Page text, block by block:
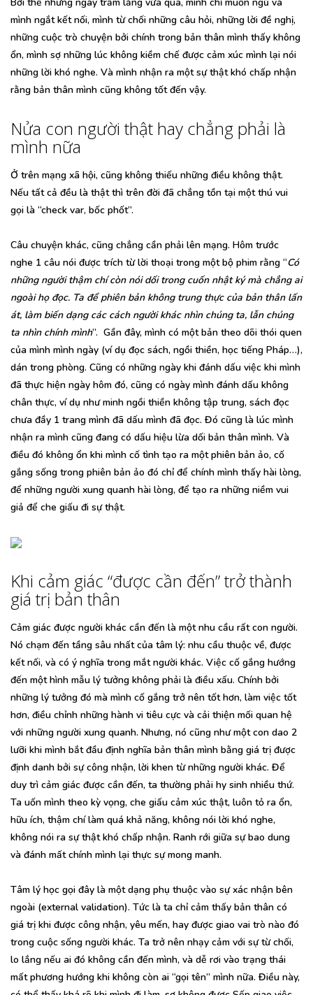
mình ngắt kết nối, mình từ chối những câu hỏi, những lời đề nghị,
những cuộc trò chuyện bởi chính trong bản thân mình thấy không
ổn, mình sợ những lúc không kiềm chế được cảm xúc mình lại nói
những lời khó nghe. Và mình nhận ra một sự thật khó chấp nhận
rằng bản thân mình cũng không tốt đến vậy.
Nửa con người thật hay chẳng phải là
mình nữa
Ở trên mạng xã hội, cũng không thiếu những điều không thật.
Nếu tất cả đều là thật thì trên đời đã chẳng tồn tại một thú vui
gọi là “check var, bốc phốt”.
Câu chuyện khác, cũng chẳng cần phải lên mạng. Hôm trước
nghe 1 câu nói được trích từ lời thoại trong một bộ phim rằng “Có
những người thậm chí còn nói dối trong cuốn nhật ký mà chẳng ai
ngoài họ đọc. Ta để phiên bản không trung thực của bản thân lấn
át, làm biến dạng các cách người khác nhìn chúng ta, lẫn chúng
ta nhìn chính mình”. Gần đây, mình có một bản theo dõi thói quen
của mình mình ngày (ví dụ đọc sách, ngồi thiền, học tiếng Pháp…),
dán trong phòng. Cũng có những ngày khi đánh dấu việc khi mình
đã thực hiện ngày hôm đó, cũng có ngày mình đánh dấu không
chân thực, ví dụ như minh ngồi thiền không tập trung, sách đọc
chưa đầy 1 trang mình đã dấu mình đã đọc. Đó cũng là lúc mình
nhận ra mình cũng đang có dấu hiệu lừa dối bản thân mình. Và
điều đó không ổn khi mình cố tình tạo ra một phiên bản ảo, cố
gắng sống trong phiên bản ảo đó chỉ để chính mình thấy hài lòng,
để những người xung quanh hài lòng, để tạo ra những niềm vui
giả để che giấu đi sự thật.
Khi cảm giác “được cần đến” trở thành
giá trị bản thân
Cảm giác được người khác cần đến là một nhu cầu rất con người.
Nó chạm đến tầng sâu nhất của tâm lý: nhu cầu thuộc về, được
kết nối, và có ý nghĩa trong mắt người khác. Việc cố gắng hướng
đến một hình mẫu lý tưởng không phải là điều xấu. Chính bởi
những lý tưởng đó mà mình cố gắng trở nên tốt hơn, làm việc tốt
hơn, điều chỉnh những hành vi tiêu cực và cải thiện mối quan hệ
với những người xung quanh. Nhưng, nó cũng như một con dao 2
lưỡi khi mình bắt đầu định nghĩa bản thân mình bằng giá trị được
định danh bởi sự công nhận, lời khen từ những người khác. Để
duy trì cảm giác được cần đến, ta thường phải hy sinh nhiều thứ.
Ta uốn mình theo kỳ vọng, che giấu cảm xúc thật, luôn tỏ ra ổn,
hữu ích, thậm chí làm quá khả năng, không nói lời khó nghe,
không nói ra sự thật khó chấp nhận. Ranh rới giữa sự bao dung
và đánh mất chính mình lại thực sự mong manh.
Tâm lý học gọi đây là một dạng phụ thuộc vào sự xác nhận bên
ngoài (external validation). Tức là ta chỉ cảm thấy bản thân có
giá trị khi được công nhận, yêu mến, hay được giao vai trò nào đó
trong cuộc sống người khác. Ta trở nên nhạy cảm với sự từ chối,
lo lắng nếu ai đó không cần đến mình, và dễ rơi vào trạng thái
mất phương hướng khi không còn ai “gọi tên” mình nữa. Điều này,